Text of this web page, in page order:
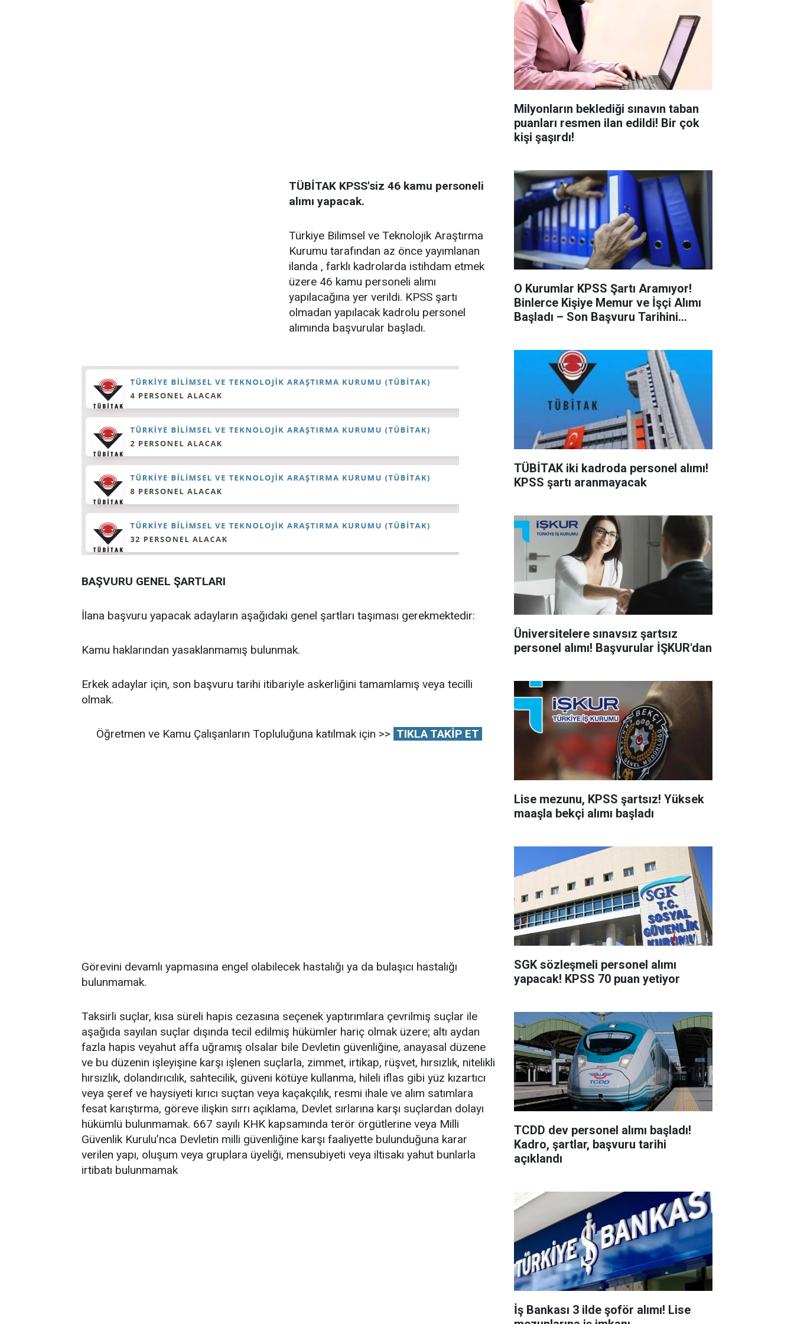
TÜBİTAK KPSS'siz 46 kamu personeli
alımı yapacak.
Türkiye Bilimsel ve Teknolojik Araştırma
Kurumu tarafından az önce yayımlanan
ilanda , farklı kadrolarda istihdam etmek
üzere 46 kamu personeli alımı
yapılacağına yer verildi. KPSS şartı
olmadan yapılacak kadrolu personel
alımında başvurular başladı.
BAŞVURU GENEL ŞARTLARI
İlana başvuru yapacak adayların aşağıdaki genel şartları taşıması gerekmektedir:
Kamu haklarından yasaklanmamış bulunmak.
Erkek adaylar için, son başvuru tarihi itibariyle askerliğini tamamlamış veya tecilli
olmak.
Öğretmen ve Kamu Çalışanların Topluluğuna katılmak için >> TIKLA TAKİP ET
Görevini devamlı yapmasına engel olabilecek hastalığı ya da bulaşıcı hastalığı
bulunmamak.
Taksirli suçlar, kısa süreli hapis cezasına seçenek yaptırımlara çevrilmiş suçlar ile
aşağıda sayılan suçlar dışında tecil edilmiş hükümler hariç olmak üzere; altı aydan
fazla hapis veyahut affa uğramış olsalar bile Devletin güvenliğine, anayasal düzene
ve bu düzenin işleyişine karşı işlenen suçlarla, zimmet, irtikap, rüşvet, hırsızlık, nitelikli
hırsızlık, dolandırıcılık, sahtecilik, güveni kötüye kullanma, hileli iflas gibi yüz kızartıcı
veya şeref ve haysiyeti kırıcı suçtan veya kaçakçılık, resmi ihale ve alım satımlara
fesat karıştırma, göreve ilişkin sırrı açıklama, Devlet sırlarına karşı suçlardan dolayı
hükümlü bulunmamak. 667 sayılı KHK kapsamında terör örgütlerine veya Milli
Güvenlik Kurulu’nca Devletin milli güvenliğine karşı faaliyette bulunduğuna karar
verilen yapı, oluşum veya gruplara üyeliği, mensubiyeti veya iltisakı yahut bunlarla
irtibatı bulunmamak
Milyonların beklediği sınavın taban
puanları resmen ilan edildi! Bir çok
kişi şaşırdı!
O Kurumlar KPSS Şartı Aramıyor!
Binlerce Kişiye Memur ve İşçi Alımı
Başladı – Son Başvuru Tarihini
TÜBİTAK iki kadroda personel alımı!
KPSS şartı aranmayacak
Üniversitelere sınavsız şartsız
personel alımı! Başvurular İŞKUR'dan
Lise mezunu, KPSS şartsız! Yüksek
maaşla bekçi alımı başladı
SGK sözleşmeli personel alımı
yapacak! KPSS 70 puan yetiyor
TCDD dev personel alımı başladı!
Kadro, şartlar, başvuru tarihi
açıklandı
İş Bankası 3 ilde şoför alımı! Lise